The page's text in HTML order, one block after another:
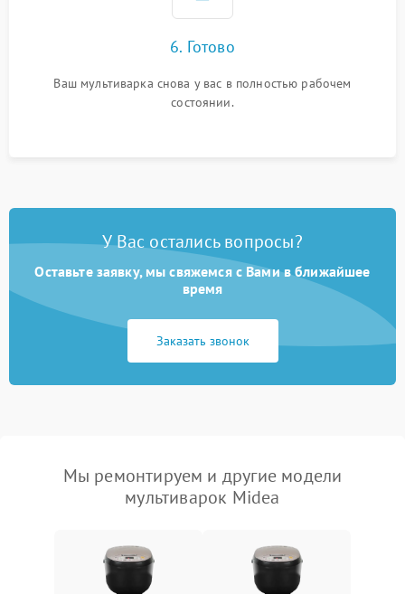
6. Готово
Ваш мультиварка снова у вас в полностью рабочем
состоянии.
У Вас остались вопросы?
Оставьте заявку, мы свяжемся с Вами в ближайшее
время
Заказать звонок
Мы ремонтируем и другие модели
мультиварок Midea